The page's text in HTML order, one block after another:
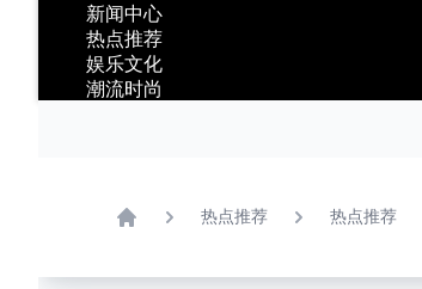
新闻中心
热点推荐
娱乐文化
潮流时尚
热点推荐 热点推荐